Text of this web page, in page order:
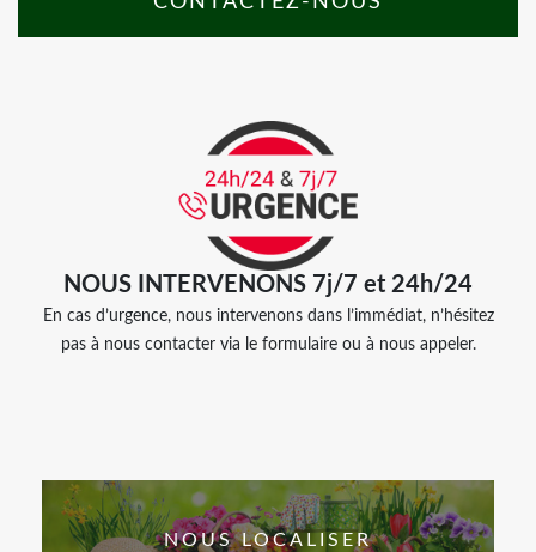
NOUS INTERVENONS 7j/7 et 24h/24
En cas d’urgence, nous intervenons dans l’immédiat, n’hésitez
pas à nous contacter via le formulaire ou à nous appeler.
NOUS LOCALISER